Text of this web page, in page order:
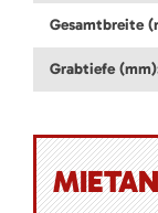
Gesamtbreite
Grabtiefe